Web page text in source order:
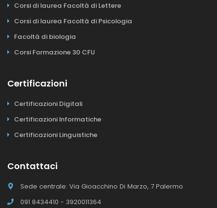
Corsi di laurea Facoltà di Lettere
Corsi di laurea Facoltà di Psicologia
Facoltà di biologia
Corsi Formazione 30 CFU
Certificazioni
Certificazioni Digitali
Certificazioni Informatiche
Certificazioni Linguistiche
Contattaci
Sede centrale: Via Gioacchino Di Marzo, 7 Palermo
091 8434410 - 3920011364